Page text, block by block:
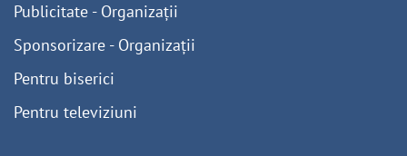
Publicitate - Organizații
Sponsorizare - Organizații
Pentru biserici
Pentru televiziuni